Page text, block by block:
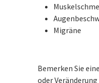
Migräne
Bemerken Sie
oder